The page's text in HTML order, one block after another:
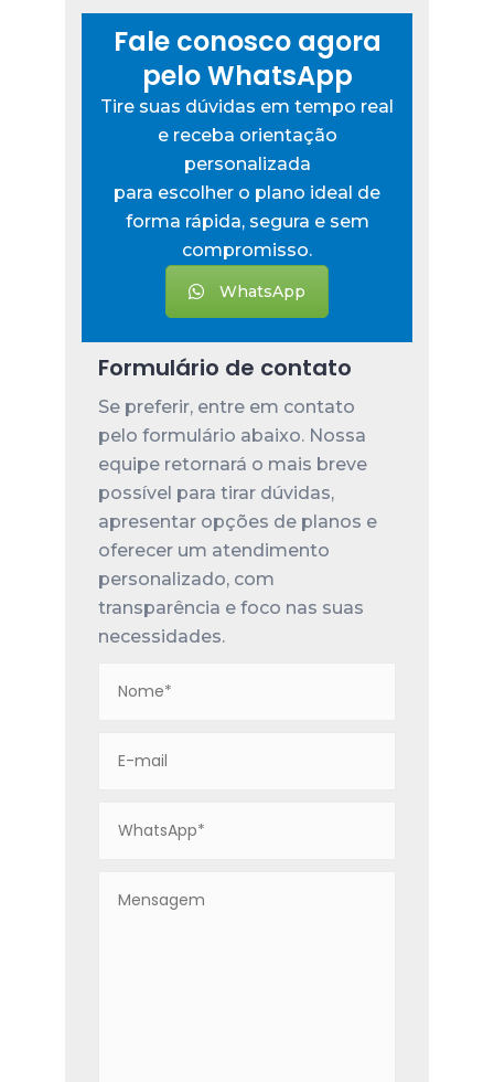
Fale conosco agora
pelo WhatsApp
Tire suas dúvidas em tempo real
e receba orientação
personalizada
para escolher o plano ideal de
forma rápida, segura e sem
compromisso.
WhatsApp
Formulário de contato
Se preferir, entre em contato
pelo formulário abaixo. Nossa
equipe retornará o mais breve
possível para tirar dúvidas,
apresentar opções de planos e
oferecer um atendimento
personalizado, com
transparência e foco nas suas
necessidades.